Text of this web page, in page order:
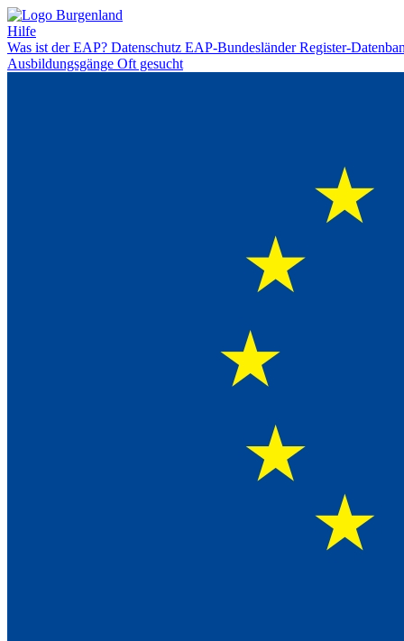
Hilfe
Was ist der EAP? Datenschutz EAP-BundesländerRegister-
Ausbildungsgänge Oft gesucht